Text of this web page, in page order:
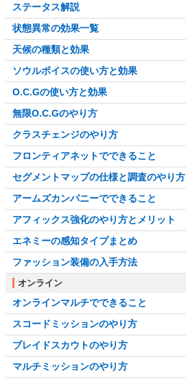
ステータス解説
状態異常の効果一覧
天候の種類と効果
ソウルボイスの使い方と効果
O.C.Gの使い方と効果
無限O.C.Gのやり方
クラスチェンジのやり方
フロンティアネットでできること
セグメントマップの仕様と調査のやり方
アームズカンパニーでできること
アフィックス強化のやり方とメリット
エネミーの感知タイプまとめ
ファッション装備の入手方法
オンライン
オンラインマルチでできること
スコードミッションのやり方
ブレイドスカウトのやり方
マルチミッションのやり方